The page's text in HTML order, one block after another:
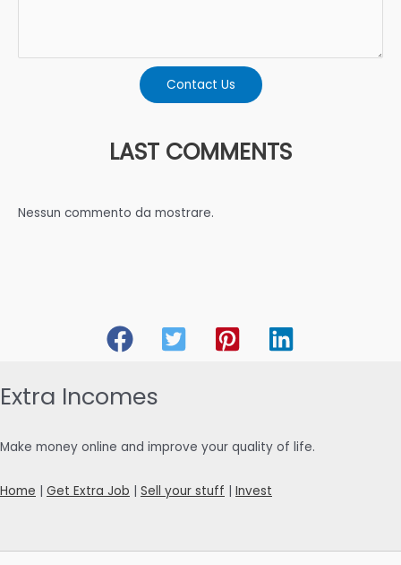
Contact Us
LAST COMMENTS
Nessun commento da mostrare.
Extra Incomes
Make money online and improve your quality of life.
Home | Get Extra Job | Sell your stuff | Invest